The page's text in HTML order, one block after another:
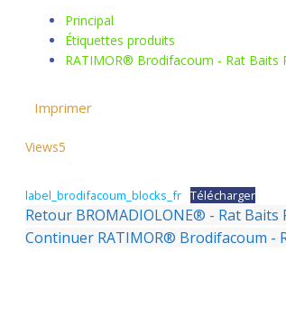
Principal
Étiquettes produits
RATIMOR® Brodifacoum - Rat Baits
Imprimer
Views5
label_brodifacoum_blocks_fr Télécharger
Retour BROMADIOLONE® - Rat Baits
Continuer RATIMOR® Brodifacoum -